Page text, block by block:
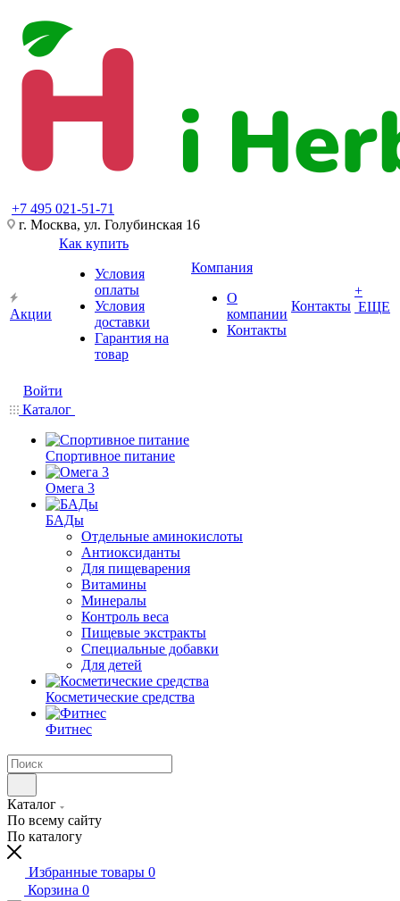
+7 495 021-51-71
г. Москва, ул. Голубинская 16
Акции
Как купить
Условия
оплаты
Условия
доставки
Гарантия на
товар
Компания
О
компании
Контакты
Контакты
+
ЕЩЕ
Войти
Каталог
Спортивное питание
Омега 3
БАДы
Отдельные аминокислоты
Антиоксиданты
Для пищеварения
Витамины
Минералы
Контроль веса
Пищевые экстракты
Специальные добавки
Для детей
Косметические средства
Фитнес
Каталог
По всему сайту
По каталогу
Избранные товары 0
Корзина 0